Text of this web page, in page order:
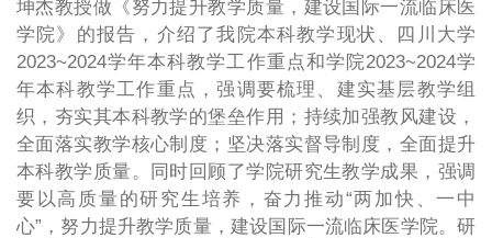
坤杰教授做《努力提升教学质量，建设国际一流临床医
学院》的报告，介绍了我院本科教学现状、四川大学
2023~2024学年本科教学工作重点和学院2023~2024学
年本科教学工作重点，强调要梳理、建实基层教学组
织，夯实其本科教学的堡垒作用；持续加强教风建设，
全面落实教学核心制度；坚决落实督导制度，全面提升
本科教学质量。同时回顾了学院研究生教学成果，强调
要以高质量的研究生培养，奋力推动“两加快、一中
心”，努力提升教学质量，建设国际一流临床医学院。研